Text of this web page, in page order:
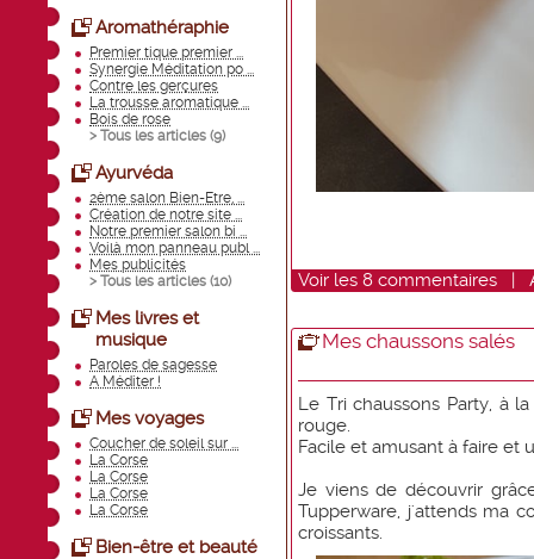
Aromathéraphie
Premier tique premier ...
Synergie Méditation po ...
Contre les gerçures
La trousse aromatique ...
Bois de rose
> Tous les articles (9)
Ayurvéda
2ème salon Bien-Etre, ...
Création de notre site ...
Notre premier salon bi ...
Voilà mon panneau publ ...
Mes publicités
> Tous les articles (10)
Mes livres et
musique
Paroles de sagesse
A Méditer !
Mes voyages
Coucher de soleil sur ...
La Corse
La Corse
La Corse
La Corse
Bien-être et beauté
Voir les 8 commentaires |
Mes chaussons salés
Le Tri chaussons Party, à
rouge.
Facile et amusant à faire et
Je viens de découvrir
Tupperware, j'attends ma
croissants.